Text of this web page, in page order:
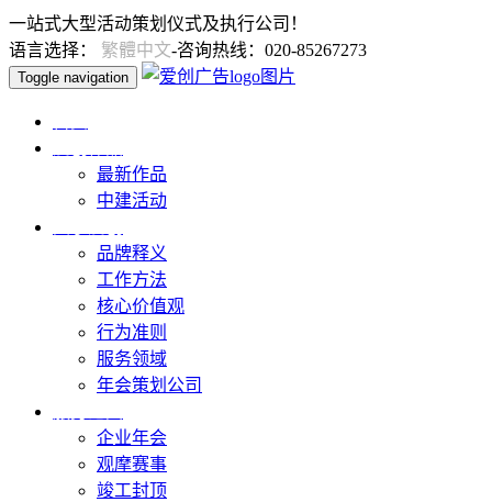
一站式大型活动策划仪式及执行公司！
语言选择： 繁體中文-咨询热线：020-85267273
Toggle navigation
最新作品
中建活动
品牌释义
工作方法
核心价值观
行为准则
服务领域
年会策划公司
企业年会
观摩赛事
竣工封顶